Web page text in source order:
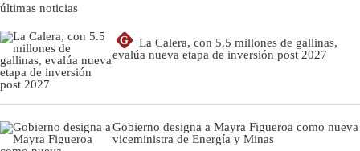
últimas noticias
G
La Calera, con 5.5 millones de gallinas,
evalúa nueva etapa de inversión post 2027
Gobierno designa a Mayra Figueroa como nueva
viceministra de Energía y Minas